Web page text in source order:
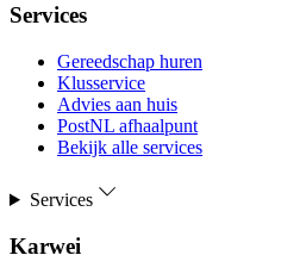
Services
Gereedschap huren
Klusservice
Advies aan huis
PostNL afhaalpunt
Bekijk alle services
Services
Karwei